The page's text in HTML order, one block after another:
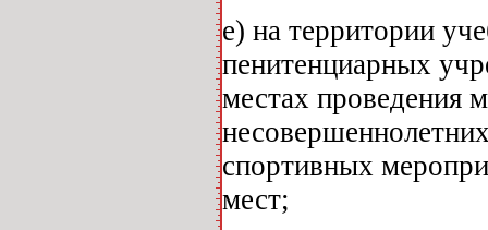
e) на территории
пенитенциарных
местах проведения
спортивных
мест;